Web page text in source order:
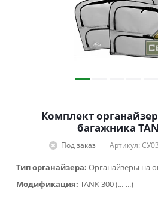
Комплект
багажника
Под заказ Артикул:
Тип органайзера: Органайзеры на
Модификация: TANK 300 (...-...)